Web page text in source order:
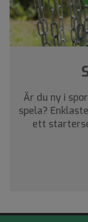
Är du ny i
spela?
ett